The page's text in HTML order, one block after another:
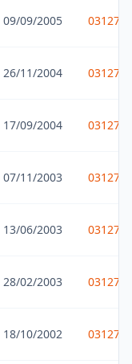
09/09/2005
26/11/2004
17/09/2004
07/11/2003
13/06/2003
28/02/2003
18/10/2002